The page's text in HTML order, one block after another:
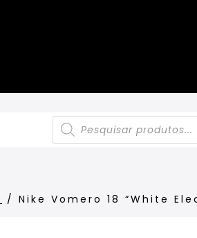
/ Nike Vomero 18 “White